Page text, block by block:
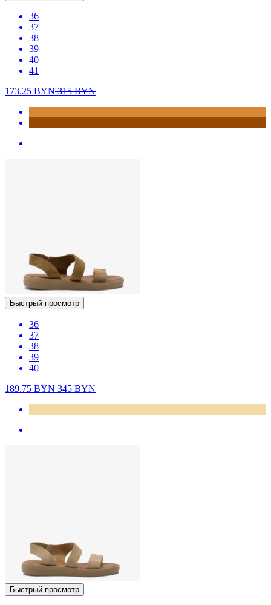
36
37
38
39
40
41
173.25 BYN315BYN
Быстрый просмотр
36
37
38
39
40
189.75 BYN345BYN
Быстрый просмотр